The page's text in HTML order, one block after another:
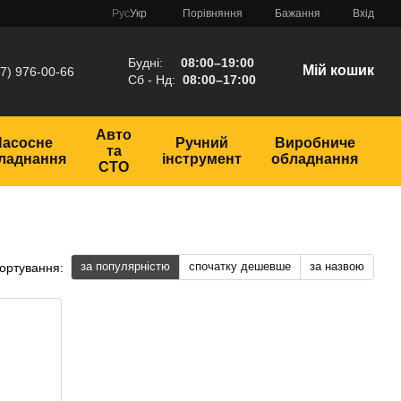
РусУкр Порівняння Бажання Вхід
976-00-66
Будні: 08:00–19:00
Сб - Нд: 08:00–17:00
Мій кошик
Авто
та
СТО
Ручний
інструмент
Виробниче
обладнання
за популярністю спочатку дешевше за назвою